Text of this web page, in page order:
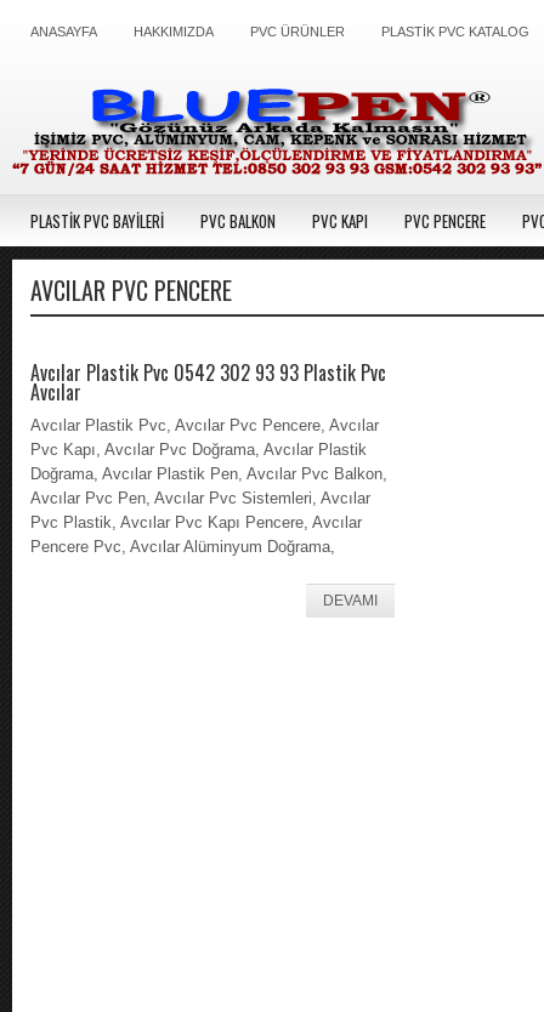
ANASAYFA HAKKIMIZDA PVC ÜRÜNLER PLASTİK PVC KATALOG
PLASTİK PVC BAYİLERİ PVC BALKON PVC KAPI PVC PENCERE
AVCILAR PVC PENCERE
Avcılar Plastik Pvc 0542 302 93 93 Plastik Pvc
Avcılar
Avcılar Plastik Pvc, Avcılar Pvc Pencere, Avcılar
Pvc Kapı, Avcılar Pvc Doğrama, Avcılar Plastik
Doğrama, Avcılar Plastik Pen, Avcılar Pvc Balkon,
Avcılar Pvc Pen, Avcılar Pvc Sistemleri, Avcılar
Pvc Plastik, Avcılar Pvc Kapı Pencere, Avcılar
Pencere Pvc, Avcılar Alüminyum Doğrama,
DEVAMI